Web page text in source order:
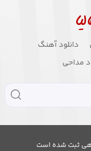
دانلود آهنگ
مداحی
ثبت شده است